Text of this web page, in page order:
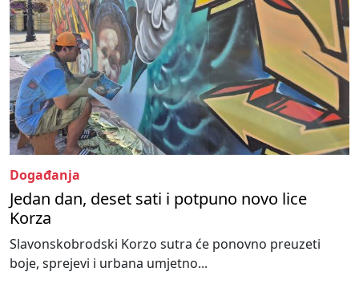
Događanja
Jedan dan, deset sati i potpuno novo lice
Korza
Slavonskobrodski Korzo sutra će ponovno preuzeti
boje, sprejevi i urbana umjetno...